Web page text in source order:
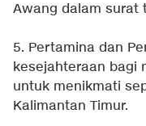
Awang dalam surat
5. Pertamina dan
kesejahteraan bagi
untuk menikmati
Kalimantan Timur.